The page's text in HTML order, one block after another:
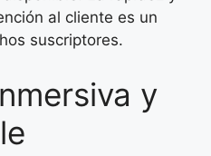
al cliente es un
suscriptores.
y